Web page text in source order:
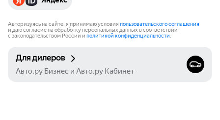
Авторизуясь на сайте, я принимаю условия пользовательского соглашения
и даю согласие на обработку персональных данных в соответствии
с законодательством России и политикой конфиденциальности.
Для дилеров
Авто.ру Бизнес и Авто.ру Кабинет